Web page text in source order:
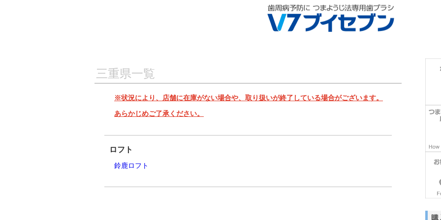
三重県一覧
※状況により、店舗に在庫がない場合や、取り扱いが終了している場合がございます。
あらかじめご了承ください。
ロフト
鈴鹿ロフト
購